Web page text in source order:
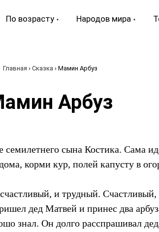
По возрасту Народов мира
Главная › Сказка › Мамин Арбуз
Арбуз
семилетнего сына Костика. Сама
корми кур, полей капусту в
и трудный.
дед Матвей и принес два
знал. Он долго расспрашивал